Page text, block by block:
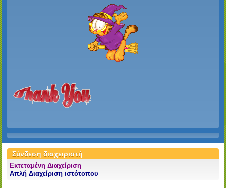
Σύνδεση διαχειριστή
Εκτεταμένη Διαχείριση
Απλή Διαχείριση ιστότοπου